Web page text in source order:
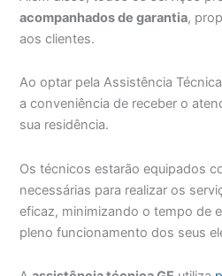
acompanhados de garantia,
aos clientes.
Ao optar pela Assistência
a conveniência de receber o
sua residência.
Os técnicos estarão equipados
necessárias para realizar os
eficaz, minimizando o tempo de
pleno funcionamento dos seus